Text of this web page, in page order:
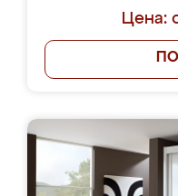
Цена: